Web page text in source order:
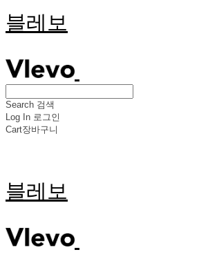
블레보
Search 검색
Log In 로그인
Cart장바구니
블레보